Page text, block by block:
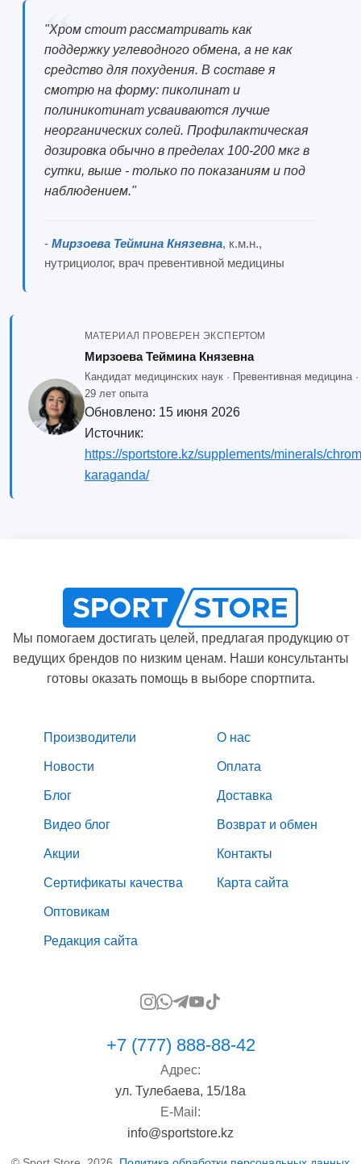
"Хром стоит рассматривать как
поддержку углеводного обмена, а не как
средство для похудения. В составе я
смотрю на форму: пиколинат и
полиникотинат усваиваются лучше
неорганических солей. Профилактическая
дозировка обычно в пределах 100-200 мкг в
сутки, выше - только по показаниям и под
наблюдением."
- Мирзоева Теймина Князевна, к.м.н.,
нутрициолог, врач превентивной медицины
МАТЕРИАЛ ПРОВЕРЕН ЭКСПЕРТОМ
Мирзоева Теймина Князевна
Кандидат медицинских наук · Превентивная медицина ·
29 лет опыта
Обновлено: 15 июня 2026
Источник:
https://sportstore.kz/supplements/minerals/
karaganda/
Мы помогаем достигать целей, предлагая продукцию от
ведущих брендов по низким ценам. Наши консультанты
готовы оказать помощь в выборе спортпита.
Производители
Новости
Блог
Видео блог
Акции
Сертификаты качества
Оптовикам
Редакция сайта
О нас
Оплата
Доставка
Возврат и обмен
Контакты
Карта сайта
+7 (777) 888-88-42
Адрес:
ул. Тулебаева, 15/18а
E-Mail:
info@sportstore.kz